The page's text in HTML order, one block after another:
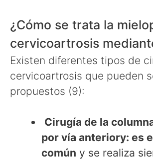
¿Cómo se trata la
cervicoartrosis
Existen diferentes tipos de
cervicoartrosis que pueden
propuestos (9):
Cirugía de la
por vía anteriory: es
común y se realiza